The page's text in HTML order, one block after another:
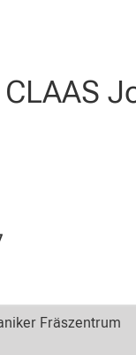
Fräszentrum